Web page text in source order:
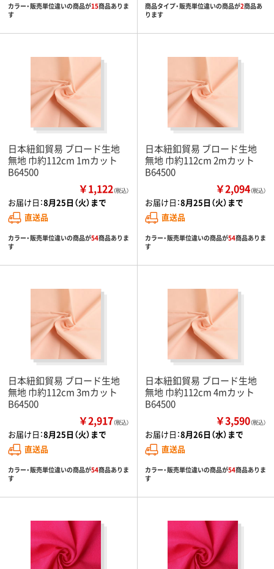
カラー・販売単位違いの商品が15商品ありま
す
商品タイプ・販売単位違いの商品が2商品あ
ります
日本紐釦貿易 ブロード生地
無地 巾約112cm 1mカット
B64500
￥1,122（税込）
お届け日：8月25日（火）まで
直送品
カラー・販売単位違いの商品が54商品ありま
す
日本紐釦貿易 ブロード生地
無地 巾約112cm 2mカット
B64500
￥2,094（税込）
お届け日：8月25日（火）まで
直送品
カラー・販売単位違いの商品が54商品ありま
す
日本紐釦貿易 ブロード生地
無地 巾約112cm 3mカット
B64500
￥2,917（税込）
お届け日：8月25日（火）まで
直送品
カラー・販売単位違いの商品が54商品ありま
す
日本紐釦貿易 ブロード生地
無地 巾約112cm 4mカット
B64500
￥3,590（税込）
お届け日：8月26日（水）まで
直送品
カラー・販売単位違いの商品が54商品ありま
す